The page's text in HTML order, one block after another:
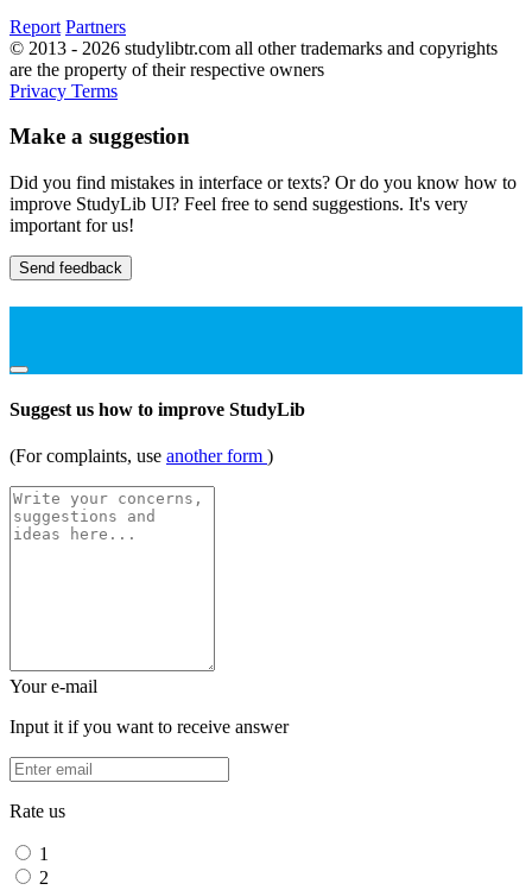
Report Partners
© 2013 - 2026 studylibtr.com all other trademarks and copyrights
are the property of their respective owners
Privacy Terms
Make a suggestion
Did you find mistakes in interface or texts? Or do you know how to
improve StudyLib UI? Feel free to send suggestions. It's very
important for us!
Send feedback
Suggest us how to improve StudyLib
(For complaints, use another form )
Your e-mail
Input it if you want to receive answer
Rate us
1
2